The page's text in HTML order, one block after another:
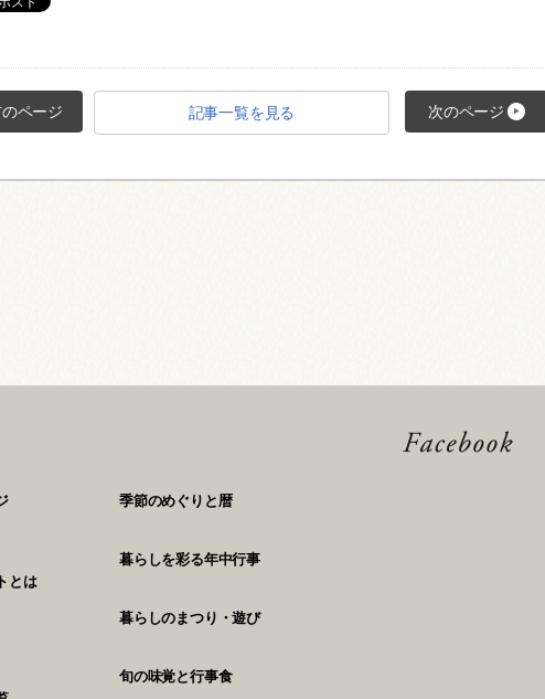
ページ 次のページ
記事一覧を見る
とは
季節のめぐりと暦
暮らしを彩る年中行事
暮らしのまつり・遊び
旬の味覚と行事食